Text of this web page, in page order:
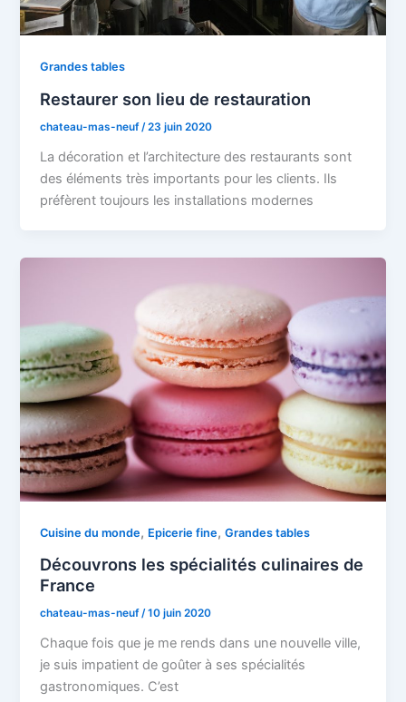
Grandes tables
Restaurer son lieu de restauration
chateau-mas-neuf /23 juin 2020
La décoration et l’architecture des restaurants sont
des éléments très importants pour les clients. Ils
préfèrent toujours les installations modernes
Cuisine du monde, Epicerie fine,Grandes tables
Découvrons les spécialités culinaires de
France
chateau-mas-neuf/10 juin 2020
Chaque fois que je me rends dans une nouvelle ville,
je suis impatient de goûter à ses spécialités
gastronomiques. C’est